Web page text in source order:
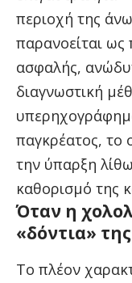
περιοχή της
παρανοείται
ασφαλής,
διαγνωστική
παγκρέατος, το
την ύπαρξη
καθορισμό της
Όταν η
«δόντια» της
Το πλέον